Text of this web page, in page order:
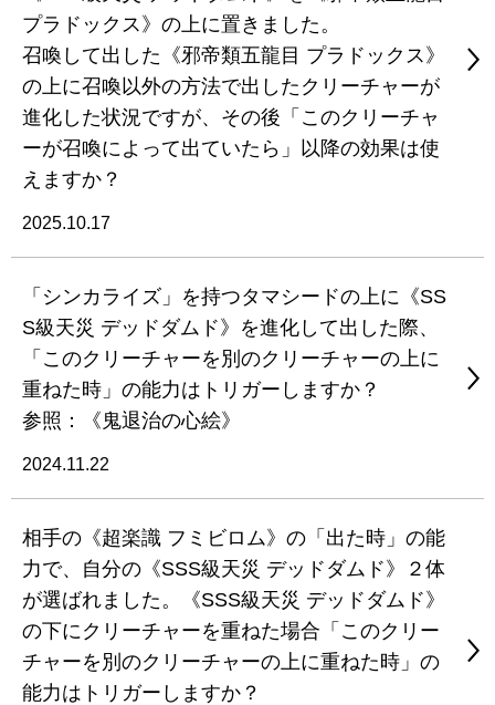
プラドックス》の上に置きました。
召喚して出した《邪帝類五龍目 プラドックス》
の上に召喚以外の方法で出したクリーチャーが
進化した状況ですが、その後「このクリーチャ
ーが召喚によって出ていたら」以降の効果は使
えますか？
2025.10.17
「シンカライズ」を持つタマシードの上に《SS
S級天災 デッドダムド》を進化して出した際、
「このクリーチャーを別のクリーチャーの上に
重ねた時」の能力はトリガーしますか？
参照：《鬼退治の心絵》
2024.11.22
相手の《超楽識 フミビロム》の「出た時」の能
力で、自分の《SSS級天災 デッドダムド》２体
が選ばれました。《SSS級天災 デッドダムド》
の下にクリーチャーを重ねた場合「このクリー
チャーを別のクリーチャーの上に重ねた時」の
能力はトリガーしますか？